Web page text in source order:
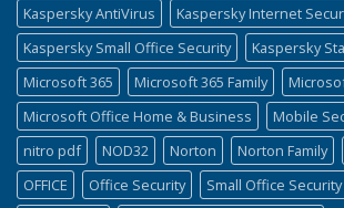
Kaspersky AntiVirus
Kaspersky Internet
Kaspersky Small Office Security
Kaspersky
Microsoft 365
Microsoft 365 Family
Microsoft Office Home & Business
Mobile
nitro pdf
NOD32 Norton Norton Family
OFFICE
Office Security Small Office Security